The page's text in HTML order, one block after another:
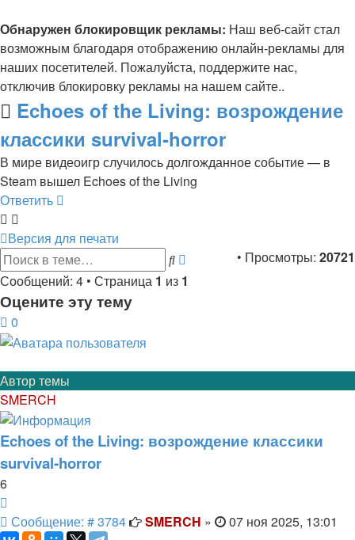
Обнаружен блокировщик рекламы: Наш веб-сайт стал
возможным благодаря отображению онлайн-рекламы для
наших посетителей. Пожалуйста, поддержите нас,
отключив блокировку рекламы на нашем сайте..
Echoes of the Living: возрождение
классики survival‑horror
В мире видеоигр случилось долгожданное событие — в
Steam вышел Echoes of the Living
Ответить
Версия для печати
• Просмотры: 20721
ПоискРасширенный
поиск
Сообщений: 4 • Страница 1 из 1
Оцените эту тему
0
Автор темы
SMERCH
Echoes of the Living: возрождение классики
survival‑horror
6
Сообщение: # 3784Сообщение
SMERCH » 07 ноя 2025, 13:01